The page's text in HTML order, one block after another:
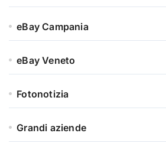
eBay Campania
eBay Veneto
Fotonotizia
Grandi aziende